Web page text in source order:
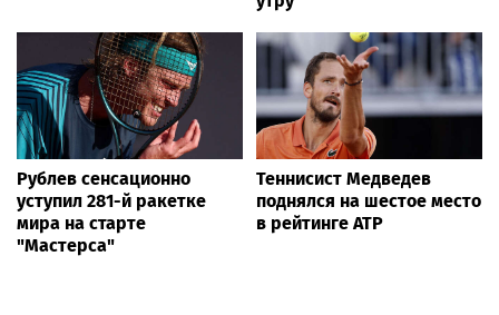
Рублев сенсационно
уступил 281-й ракетке
мира на старте
"Мастерса"
Теннисист Медведев
поднялся на шестое место
в рейтинге ATP